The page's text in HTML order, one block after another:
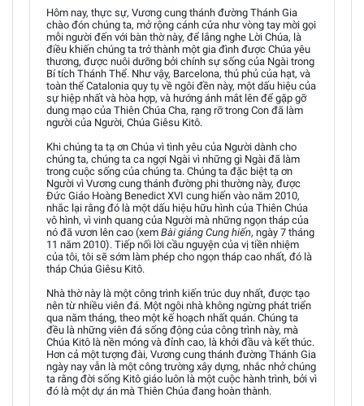
Hôm nay, thực sự, Vương cung thánh đường Thánh Gia
chào đón chúng ta, mở rộng cánh cửa như vòng tay mời gọi
mỗi người đến với bàn thờ này, để lắng nghe Lời Chúa, là
điều khiến chúng ta trở thành một gia đình được Chúa yêu
thương, được nuôi dưỡng bởi chính sự sống của Ngài trong
Bí tích Thánh Thể. Như vậy, Barcelona, thủ phủ của hạt, và
toàn thể Catalonia quy tụ về ngôi đền này, một dấu hiệu của
sự hiệp nhất và hòa hợp, và hướng ánh mắt lên để gặp gỡ
dung mạo của Thiên Chúa Cha, rạng rỡ trong Con đã làm
người của Người, Chúa Giêsu Kitô.
Khi chúng ta tạ ơn Chúa vì tình yêu của Người dành cho
chúng ta, chúng ta ca ngợi Ngài vì những gì Ngài đã làm
trong cuộc sống của chúng ta. Chúng ta đặc biệt tạ ơn
Người vì Vương cung thánh đường phi thường này, được
Đức Giáo Hoàng Benedict XVI cung hiến vào năm 2010,
nhắc lại rằng đó là một dấu hiệu hữu hình của Thiên Chúa
vô hình, vì vinh quang của Người mà những ngọn tháp của
nó đã vươn lên cao (xem Bài giảng Cung hiến, ngày 7 tháng
11 năm 2010). Tiếp nối lời cầu nguyện của vị tiền nhiệm
của tôi, tôi sẽ sớm làm phép cho ngọn tháp cao nhất, đó là
tháp Chúa Giêsu Kitô.
Nhà thờ này là một công trình kiến trúc duy nhất, được tạo
nên từ nhiều viên đá. Một ngôi nhà không ngừng phát triển
qua năm tháng, theo một kế hoạch nhất quán. Chúng ta
đều là những viên đá sống động của công trình này, mà
Chúa Kitô là nền móng và đỉnh cao, là khởi đầu và kết thúc.
Hơn cả một tượng đài, Vương cung thánh đường Thánh Gia
ngày nay vẫn là một công trường xây dựng, nhắc nhở chúng
ta rằng đời sống Kitô giáo luôn là một cuộc hành trình, bởi vì
đó là một dự án mà Thiên Chúa đang hoàn thành.